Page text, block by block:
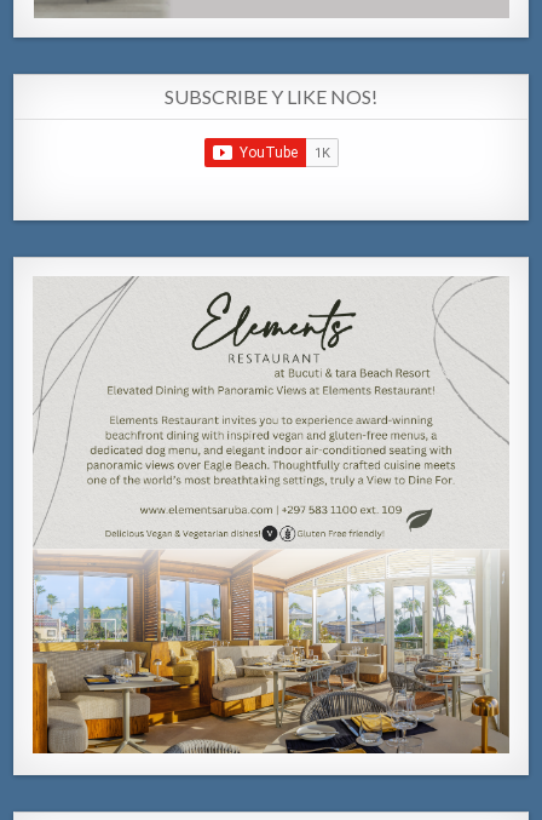
SUBSCRIBE Y LIKE NOS!